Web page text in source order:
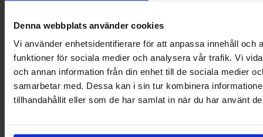
Denna webbplats använder cookies
Vi använder enhetsidentifierare för att anpassa innehåll och
funktioner för sociala medier och analysera vår trafik. Vi
och annan information från din enhet till de sociala medier
samarbetar med. Dessa kan i sin tur kombinera
tillhandahållit eller som de har samlat in när du har använt
Meer weten?
Als Erkend MKB Financier helpt Svea je graag.
Contact